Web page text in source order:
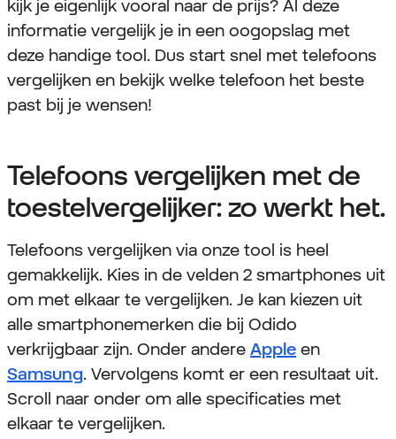
kijk je eigenlijk vooral naar de prijs? Al deze
informatie vergelijk je in een oogopslag met
deze handige tool. Dus start snel met telefoons
vergelijken en bekijk welke telefoon het beste
past bij je wensen!
Telefoons vergelijken met de
toestelvergelijker: zo werkt het.
Telefoons vergelijken via onze tool is heel
gemakkelijk. Kies in de velden 2 smartphones uit
om met elkaar te vergelijken. Je kan kiezen uit
alle smartphonemerken die bij Odido
verkrijgbaar zijn. Onder andere Apple en
Samsung. Vervolgens komt er een resultaat uit.
Scroll naar onder om alle specificaties met
elkaar te vergelijken.